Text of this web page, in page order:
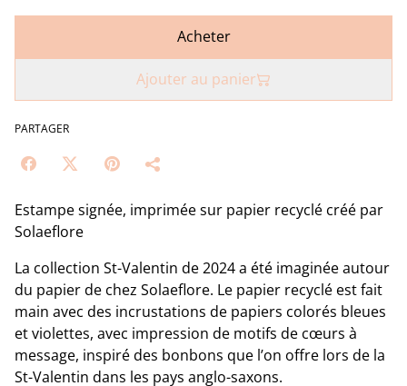
Acheter
Ajouter au panier
PARTAGER
Estampe signée, imprimée sur papier recyclé créé par
Solaeflore
La collection St-Valentin de 2024 a été imaginée autour
du papier de chez Solaeflore. Le papier recyclé est fait
main avec des incrustations de papiers colorés bleues
et violettes, avec impression de motifs de cœurs à
message, inspiré des bonbons que l’on offre lors de la
St-Valentin dans les pays anglo-saxons.